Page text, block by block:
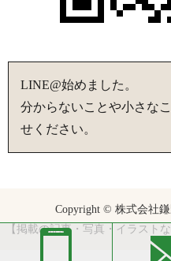
LINE@始めました。
分からないことや小さな
せください。
Copyright © 株式会社鎌
【掲載の記事・写真・イラスト